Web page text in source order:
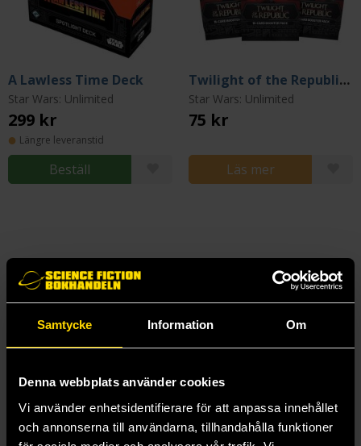
Samtycke Information Om
Denna webbplats använder cookies
Vi använder enhetsidentifierare för att anpassa innehållet
och annonserna till användarna, tillhandahålla funktioner
A Lawless Time Deck
Star Wars: Unlimited
299 kr
Längre leveranstid
Beställ
Twilight of the Republic Booster
Star Wars: Unlimited
75 kr
Läs mer